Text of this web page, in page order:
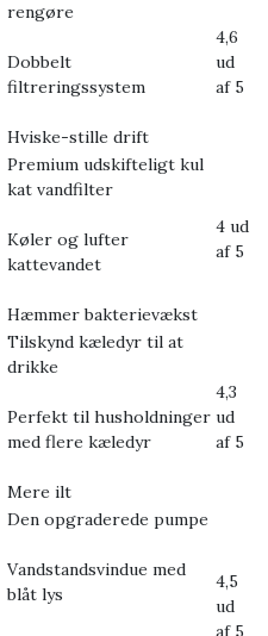
rengøre
Dobbelt
filtreringssystem
Hviske-stille drift
4,6
ud
af 5
Premium udskifteligt kul
kat vandfilter
Køler og lufter
kattevandet
Hæmmer bakterievækst
4 ud
af 5
Tilskynd kæledyr til at
drikke
Perfekt til husholdninger
med flere kæledyr
Mere ilt
4,3
ud
af 5
Den opgraderede pumpe
Vandstandsvindue med
blåt lys
4,5
ud
af 5